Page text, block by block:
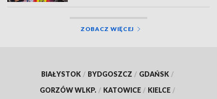
ZOBACZ WIĘCEJ
BIAŁYSTOK / BYDGOSZCZ / GDAŃSK /
GORZÓW WLKP. / KATOWICE / KIELCE /